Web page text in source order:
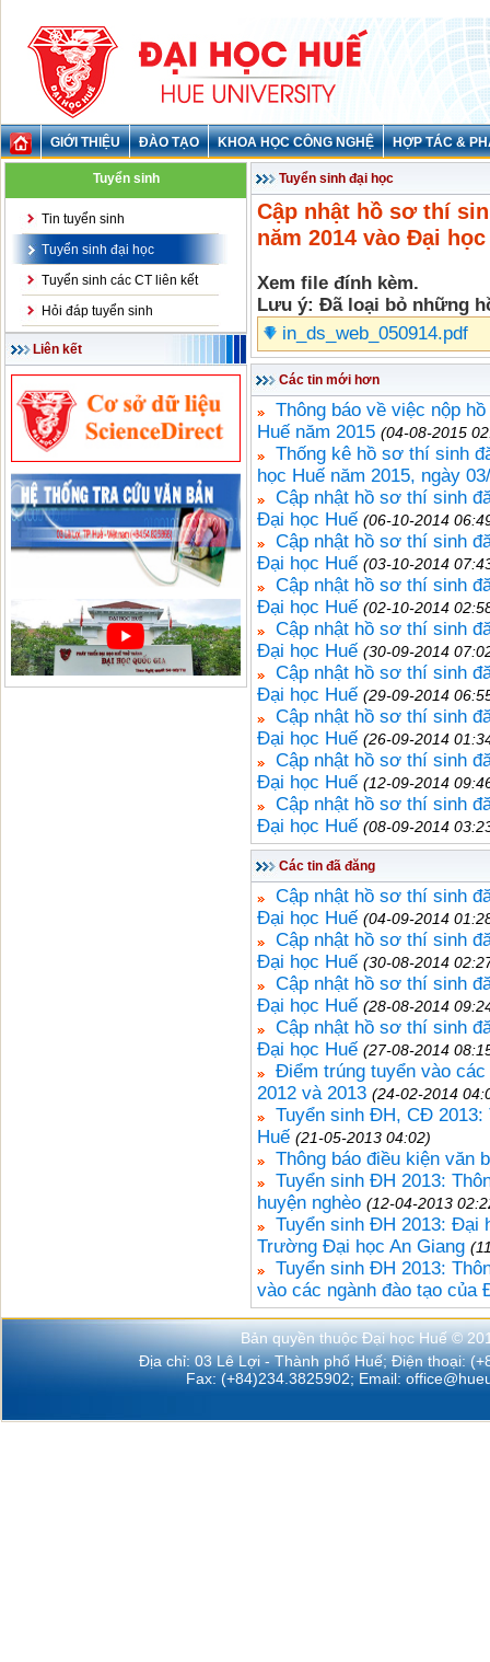
GIỚI THIỆU ĐÀO TẠO KHOA HỌC CÔNG NGHỆ HỢP TÁC &
Tuyển sinh
Tin tuyển sinh
Tuyển sinh đại học
Tuyển sinh các CT liên kết
Hỏi đáp tuyển sinh
Liên kết
Tuyển sinh đại học
Cập nhật hồ sơ thí
năm 2014 vào Đại
Xem file đính kèm.
Lưu ý: Đã loại bỏ những
in_ds_web_050914.pdf
Các tin mới hơn
Thông báo về việc nộp
Huế năm 2015 (04-08-2015
Thống kê hồ sơ thí sinh
học Huế năm 2015, ngày
Cập nhật hồ sơ thí sinh
Đại học Huế (06-10-2014
Cập nhật hồ sơ thí sinh
Đại học Huế (03-10-2014
Cập nhật hồ sơ thí sinh
Đại học Huế (02-10-2014
Cập nhật hồ sơ thí sinh
Đại học Huế (30-09-2014
Cập nhật hồ sơ thí sinh
Đại học Huế (29-09-2014
Cập nhật hồ sơ thí sinh
Đại học Huế (26-09-2014
Cập nhật hồ sơ thí sinh
Đại học Huế (12-09-2014
Cập nhật hồ sơ thí sinh
Đại học Huế (08-09-2014
Các tin đã đăng
Cập nhật hồ sơ thí sinh
Đại học Huế (04-09-2014
Cập nhật hồ sơ thí sinh
Đại học Huế (30-08-2014
Cập nhật hồ sơ thí sinh
Đại học Huế (28-08-2014
Cập nhật hồ sơ thí sinh
Đại học Huế (27-08-2014
Điểm trúng tuyển vào
2012 và 2013 (24-02-2014
Tuyển sinh ĐH, CĐ
Huế (21-05-2013 04:02)
Thông báo điều kiện văn
Tuyển sinh ĐH 2013:
huyện nghèo (12-04-2013
Tuyển sinh ĐH 2013: Đại
Trường Đại học An Giang
Tuyển sinh ĐH 2013:
vào các ngành đào tạo của
Bản quyền thuộc Đại học Huế ©
Địa chỉ: 03 Lê Lợi - Thành phố Huế; Điện thoại:
Fax: (+84)234.3825902; Email: